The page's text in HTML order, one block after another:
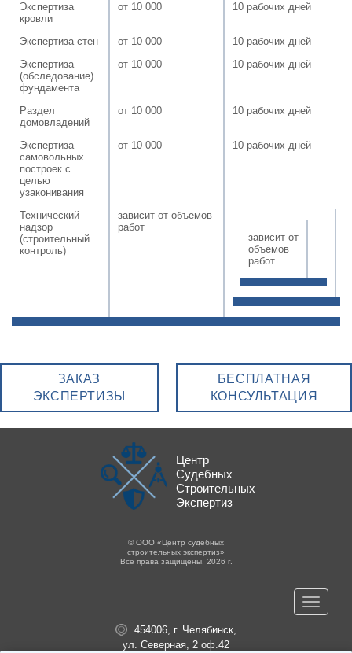
Экспертиза
кровли
от 10 000 10 рабочих дней
Экспертиза стен от 10 000
10 рабочих дней
Экспертиза
(обследование)
фундамента
от 10 000 10 рабочих дней
Раздел
домовладений
от 10 000 10 рабочих дней
Экспертиза
самовольных
построек с
целью
узаконивания
от 10 000 10 рабочих дней
Технический
надзор
(строительный
контроль)
зависит от объемов
работ
зависит от
объемов
работ
ЗАКАЗ
ЭКСПЕРТИЗЫ
БЕСПЛАТНАЯ
КОНСУЛЬТАЦИЯ
Центр
Судебных
Строительных
Экспертиз
© ООО «Центр судебных
строительных экспертиз»
Все права защищены. 2026 г.
Toggle
454006, г. Челябинск,
ул. Северная, 2 оф.42